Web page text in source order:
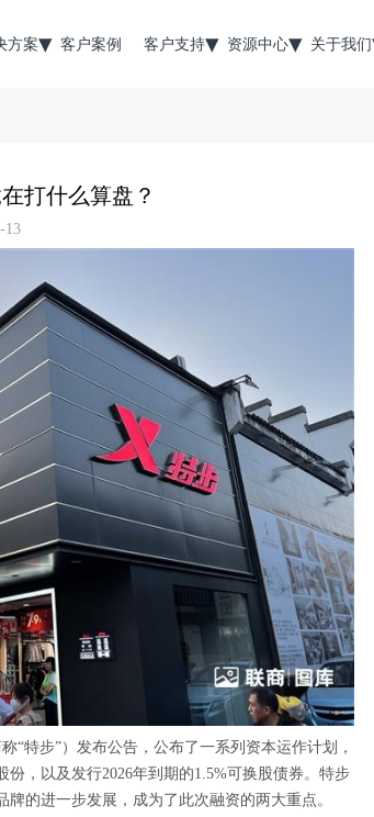
方案 客户案例 客户支持 资源中心 关于我们
打什么算盘？
13
“特步”）发布公告，公布了一系列资本运作计划，
，以及发行2026年到期的1.5%可换股债券。特步
的进一步发展，成为了此次融资的两大重点。